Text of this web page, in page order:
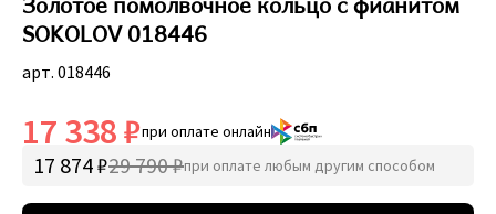
SOKOLOV 018446
арт. 018446
17 338 ₽при оплате онлайн
17 874 ₽29 790 ₽при оплате любым другим способом